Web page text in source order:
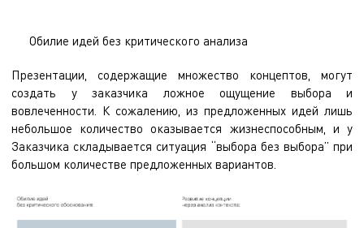
Обилие идей без критического анализа
Презентации, содержащие множество концептов, могут
создать у заказчика ложное ощущение выбора и
вовлеченности. К сожалению, из предложенных идей лишь
небольшое количество оказывается жизнеспособным, и у
Заказчика складывается ситуация “выбора без выбора” при
большом количестве предложенных вариантов.